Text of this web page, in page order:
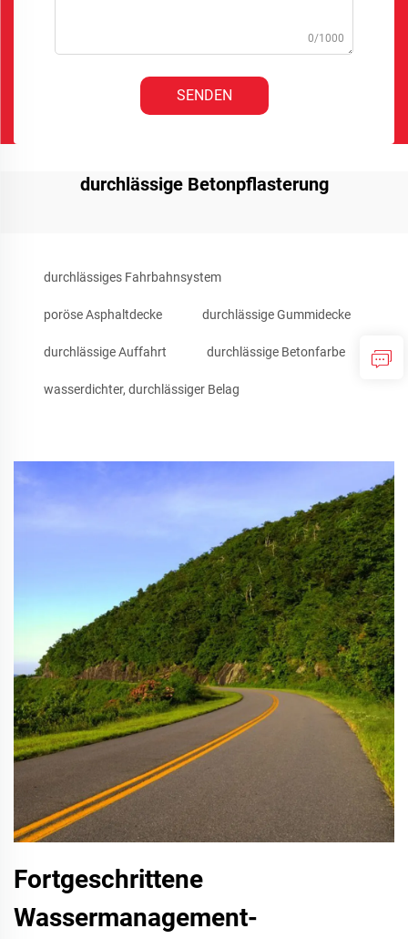
0/1000
SENDEN
durchlässige Betonpflasterung
durchlässiges Fahrbahnsystem
poröse Asphaltdecke durchlässige Gummidecke
durchlässige Auffahrt durchlässige Betonfarbe
wasserdichter, durchlässiger Belag
Fortgeschrittene
Wassermanagement-